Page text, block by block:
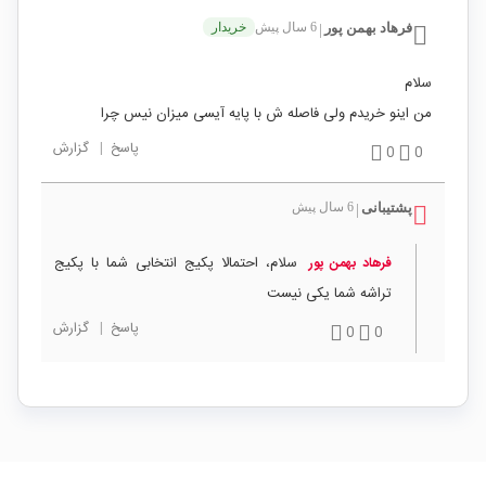
فرهاد بهمن پور 6 سال پیش خریدار
سلام
من اینو خریدم ولی فاصله ش با پایه آیسی میزان نیس چرا
0
0 پاسخ | گزارش
پشتیبانی 6 سال پیش
فرهاد بهمن پور سلام، احتمالا پکیج انتخابی شما با پکیج
تراشه شما یکی نیست
0
0 پاسخ | گزارش